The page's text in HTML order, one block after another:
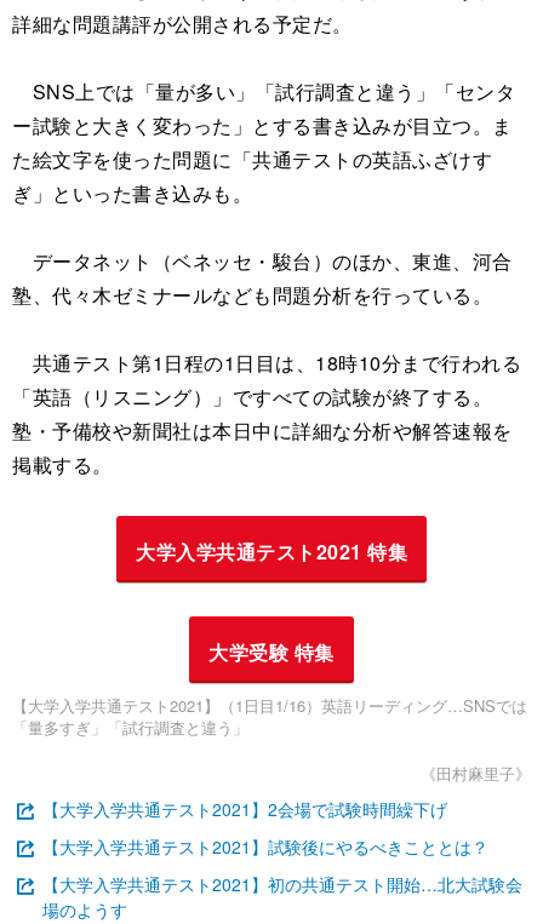
詳細な問題講評が公開される予定だ。
SNS上では「量が多い」「試行調査と違う」「センタ
ー試験と大きく変わった」とする書き込みが目立つ。ま
た絵文字を使った問題に「共通テストの英語ふざけす
ぎ」といった書き込みも。
データネット（ベネッセ・駿台）のほか、東進、河合
塾、代々木ゼミナールなども問題分析を行っている。
共通テスト第1日程の1日目は、18時10分まで行われる
「英語（リスニング）」ですべての試験が終了する。
塾・予備校や新聞社は本日中に詳細な分析や解答速報を
掲載する。
大学入学共通テスト2021 特集
大学受験 特集
【大学入学共通テスト2021】（1日目1/16）英語リーディング…SNSでは
「量多すぎ」「試行調査と違う」
《田村麻里子》
【大学入学共通テスト2021】2会場で試験時間繰下げ
【大学入学共通テスト2021】試験後にやるべきこととは？
【大学入学共通テスト2021】初の共通テスト開始…北大試験会
場のようす